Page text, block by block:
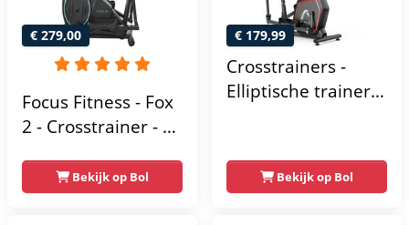
€ 279,00
Focus Fitness - Fox
2 - Crosstrainer - 16
Weerstandsniveaus
Bekijk op Bol
€ 179,99
Crosstrainers -
Elliptische trainer
- Magnetische
weerstand met 16
Bekijk op Bol